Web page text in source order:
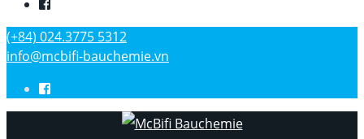
(+84) 024.3775 5312
info@mcbifi-bauchemie.vn